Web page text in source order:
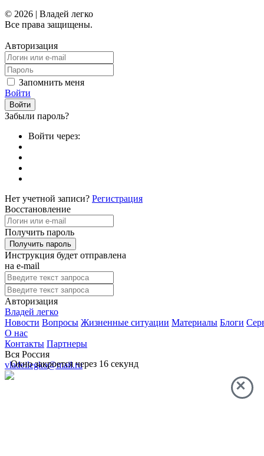
© 2026 | Владей легко
Все права защищены.
Авторизация
Запомнить меня
Войти
Забыли пароль?
Войти через:
Нет учетной записи? Регистрация
Восстановление
Получить пароль
Инструкция будет отправлена
на e-mail
Авторизация
Владей легко
Новости Вопросы Жизненные ситуации Материалы Блоги
О нас
Контакты Партнеры
Вся Россия
vladeilegko@mail.ru
Окно закроется через 16 секунд